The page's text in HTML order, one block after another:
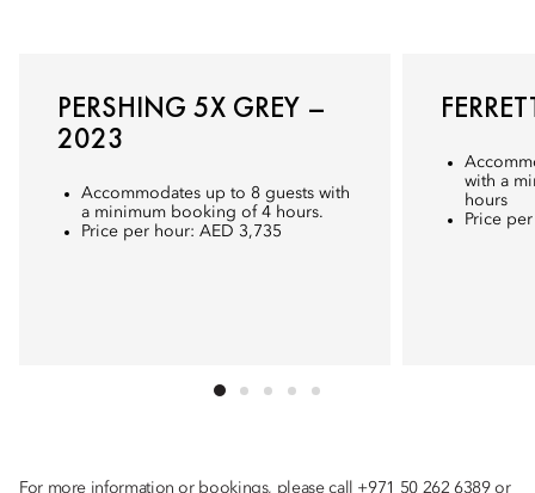
PERSHING 5X GREY –
2023
Accommodates up to 8 guests with
a minimum booking of 4 hours.
Price per hour: AED 3,735
with a
hours
Price
For more information or bookings, please call +971 50 262 6389 or